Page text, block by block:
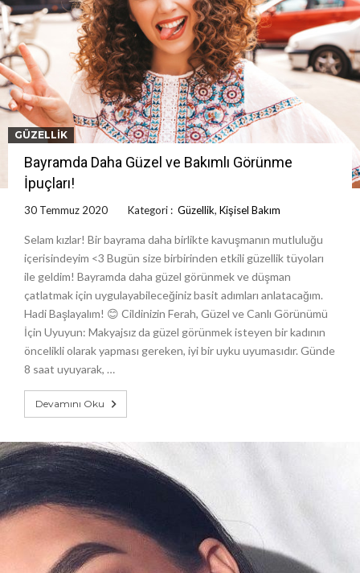
GÜZELLIK
Bayramda Daha Güzel ve Bakımlı Görünme
İpuçları!
30 Temmuz 2020 Kategori : Güzellik, Kişisel Bakım
Selam kızlar! Bir bayrama daha birlikte kavuşmanın mutluluğu
içerisindeyim <3 Bugün size birbirinden etkili güzellik tüyoları
ile geldim! Bayramda daha güzel görünmek ve düşman
çatlatmak için uygulayabileceğiniz basit adımları anlatacağım.
Hadi Başlayalım! 😊 Cildinizin Ferah, Güzel ve Canlı Görünümü
İçin Uyuyun: Makyajsız da güzel görünmek isteyen bir kadının
öncelikli olarak yapması gereken, iyi bir uyku uyumasıdır. Günde
8 saat uyuyarak, …
Devamını Oku